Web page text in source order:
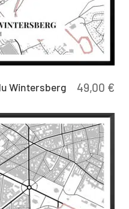
49,00 €
Wintersberg